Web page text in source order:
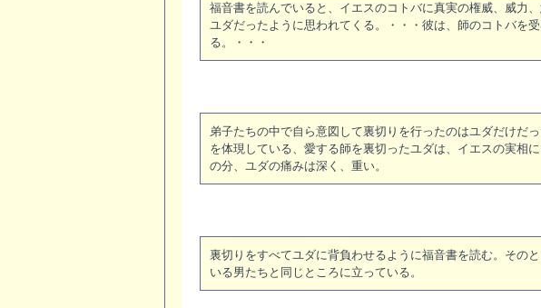
福音書を読んでいると、イエスのコトバに真実の権威、威力
ユダだったように思われてくる。・・・彼は、師のコトバを
る。・・・
弟子たちの中で自ら意図して裏切りを行ったのはユダだけだ
を体現している、愛する師を裏切ったユダは、イエスの実相
の分、ユダの痛みは深く、重い。
裏切りをすべてユダに背負わせるように福音書を読む。その
いる男たちと同じところに立っている。